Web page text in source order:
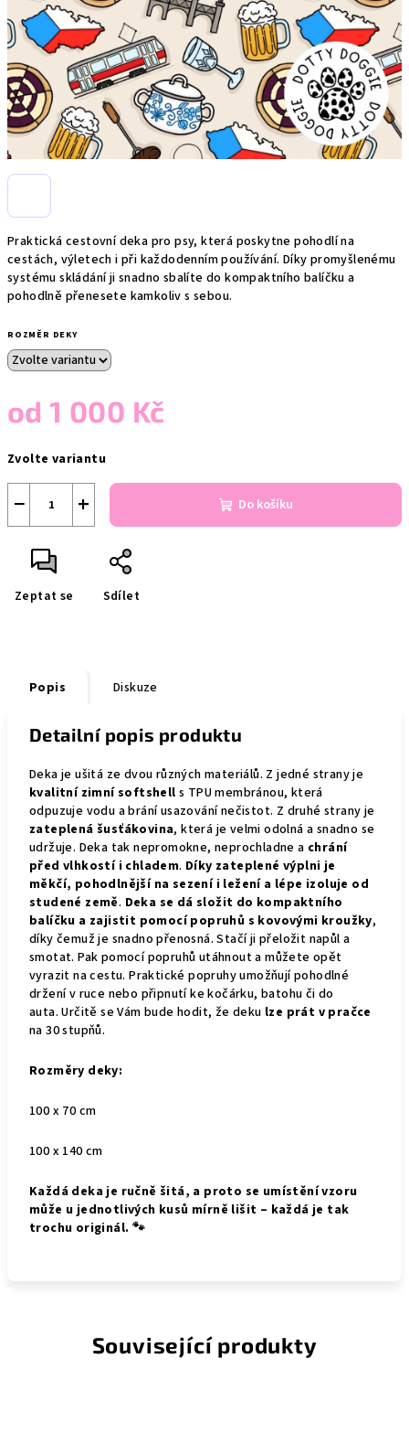
Praktická cestovní deka pro psy, která poskytne pohodlí na
cestách, výletech i při každodenním používání. Díky promyšlenému
systému skládání ji snadno sbalíte do kompaktního balíčku a
pohodlně přenesete kamkoliv s sebou.
ROZMĚR DEKY
od1 000 Kč
cena:
Zvolte variantu
+
− Do košíku
Zeptat se Sdílet
Popis Diskuze
Detailní popis produktu
Deka je ušitá ze dvou různých materiálů. Z jedné strany je
kvalitní zimní softshell s TPU membránou, která
odpuzuje vodu a brání usazování nečistot. Z druhé strany je
zateplená šusťákovina, která je velmi odolná a snadno se
udržuje. Deka tak nepromokne, neprochladne a chrání
před vlhkostí i chladem. Díky zateplené výplni je
měkčí, pohodlnější na sezení i ležení a lépe izoluje od
studené země. Deka se dá složit do kompaktního
balíčku a zajistit pomocí popruhů s kovovými kroužky,
díky čemuž je snadno přenosná. Stačí ji přeložit napůl a
smotat. Pak pomocí popruhů utáhnout a můžete opět
vyrazit na cestu. Praktické popruhy umožňují pohodlné
držení v ruce nebo připnutí ke kočárku, batohu či do
auta.Určitě se Vám bude hodit, že deku lze prát v pračce
na 30 stupňů.
Rozměry deky:
100 x 70 cm
100 x 140 cm
Každá deka je ručně šitá, a proto se umístění vzoru
může u jednotlivých kusů mírně lišit – každá je tak
trochu originál. 🐾
Související produkty